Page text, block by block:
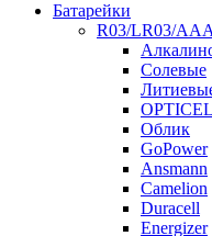
Батарейки
R03/LR03/AAA
Солевые
Облик
GoPower
Ansmann
Camelion
Duracell
Energizer